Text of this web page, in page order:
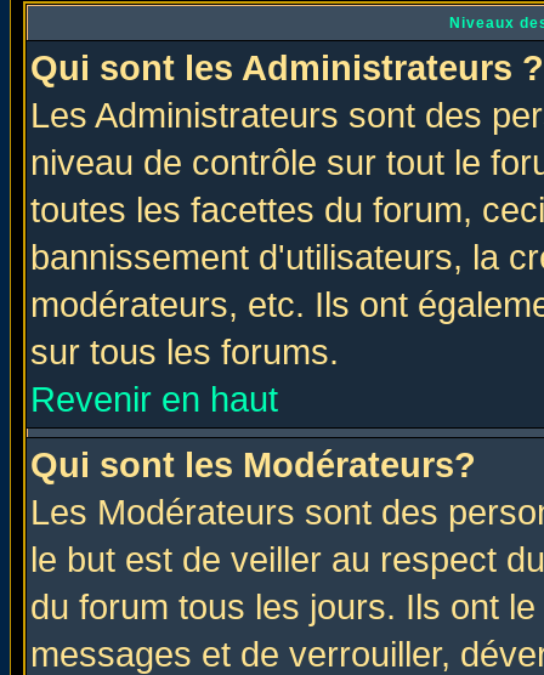
Niveaux
Qui sont les Administrateurs ?
Les Administrateurs sont des
niveau de contrôle sur tout le
toutes les facettes du forum,
bannissement d'utilisateurs, la
modérateurs, etc. Ils ont
sur tous les forums.
Revenir en haut
Qui sont les Modérateurs?
Les Modérateurs sont des
le but est de veiller au respect
du forum tous les jours. Ils ont
messages et de verrouiller,